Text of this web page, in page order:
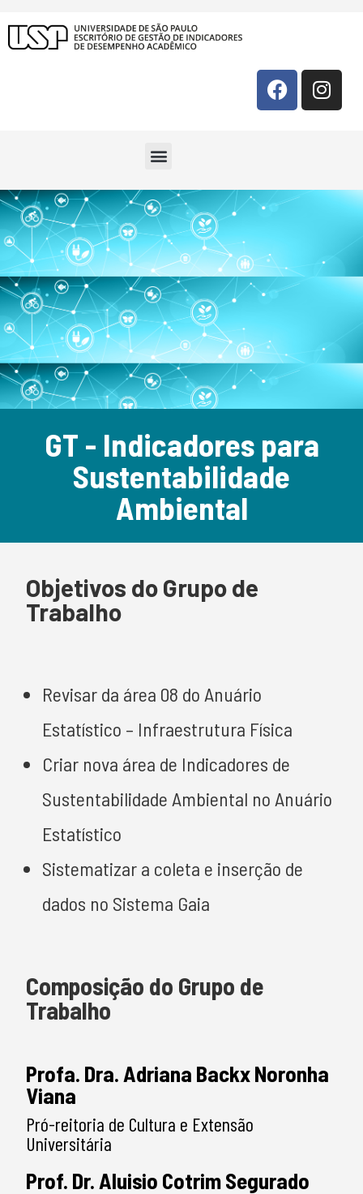
GT - Indicadores para
Sustentabilidade
Ambiental
Objetivos do Grupo de
Trabalho
Revisar da área 08 do Anuário
Estatístico – Infraestrutura Física
Criar nova área de Indicadores de
Sustentabilidade Ambiental no Anuário
Estatístico
Sistematizar a coleta e inserção de
dados no Sistema Gaia
Composição do Grupo de
Trabalho
Profa. Dra. Adriana Backx Noronha
Viana
Pró-reitoria de Cultura e Extensão
Universitária
Prof. Dr. Aluisio Cotrim Segurado